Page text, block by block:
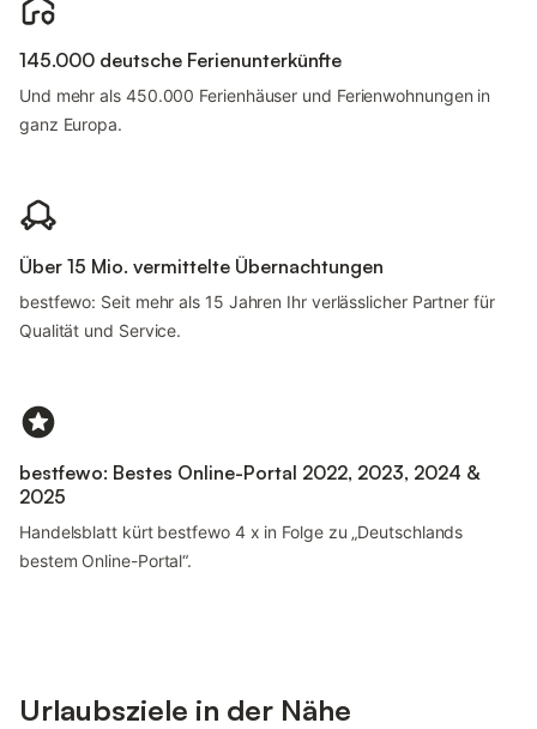
145.000 deutsche Ferienunterkünfte
Und mehr als 450.000 Ferienhäuser und Ferienwohnungen in
ganz Europa.
Über 15 Mio. vermittelte Übernachtungen
bestfewo: Seit mehr als 15 Jahren Ihr verlässlicher Partner für
Qualität und Service.
bestfewo: Bestes Online-Portal 2022, 2023, 2024 &
2025
Handelsblatt kürt bestfewo 4 x in Folge zu „Deutschlands
bestem Online-Portal“.
Urlaubsziele in der Nähe